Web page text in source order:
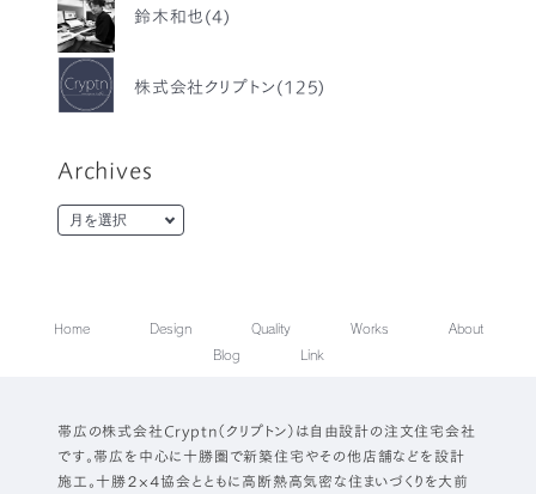
鈴木和也(4)
株式会社クリプトン(125)
Archives
Home Design Quality Works
About
Blog
Link
帯広の株式会社Cryptn（クリプトン）は自由設計の注文住宅会社
です。帯広を中心に十勝圏で新築住宅やその他店舗などを設計
施工。十勝２×４協会とともに高断熱高気密な住まいづくりを大前